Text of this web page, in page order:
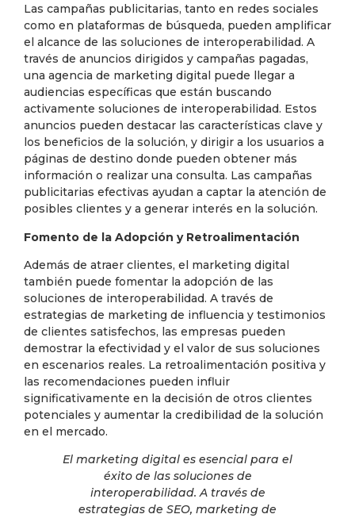
Las campañas publicitarias, tanto en redes sociales
como en plataformas de búsqueda, pueden amplificar
el alcance de las soluciones de interoperabilidad. A
través de anuncios dirigidos y campañas pagadas,
una agencia de marketing digital puede llegar a
audiencias específicas que están buscando
activamente soluciones de interoperabilidad. Estos
anuncios pueden destacar las características clave y
los beneficios de la solución, y dirigir a los usuarios a
páginas de destino donde pueden obtener más
información o realizar una consulta. Las campañas
publicitarias efectivas ayudan a captar la atención de
posibles clientes y a generar interés en la solución.
Fomento de la Adopción y Retroalimentación
Además de atraer clientes, el marketing digital
también puede fomentar la adopción de las
soluciones de interoperabilidad. A través de
estrategias de marketing de influencia y testimonios
de clientes satisfechos, las empresas pueden
demostrar la efectividad y el valor de sus soluciones
en escenarios reales. La retroalimentación positiva y
las recomendaciones pueden influir
significativamente en la decisión de otros clientes
potenciales y aumentar la credibilidad de la solución
en el mercado.
El marketing digital es esencial para el
éxito de las soluciones de
interoperabilidad. A través de
estrategias de SEO, marketing de